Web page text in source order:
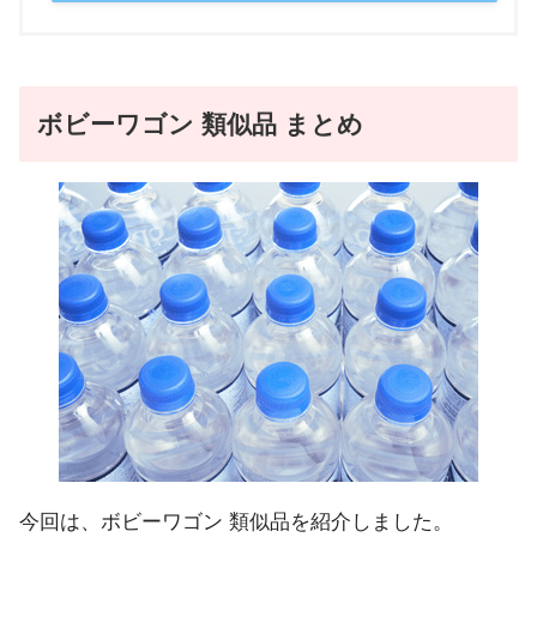
ボビーワゴン 類似品 まとめ
今回は、ボビーワゴン 類似品を紹介しました。